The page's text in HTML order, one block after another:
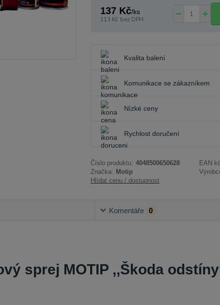
137 Kč/ks
113 Kč bez DPH
Kvalita balení
Komunikace se zákazníkem
Nízké ceny
Rychlost doručení
Číslo produktu: 4048500650628 EAN
Značka: Motip
Hlídat cenu / dostupnost
Komentáře 0
sprej MOTIP ,,Škoda